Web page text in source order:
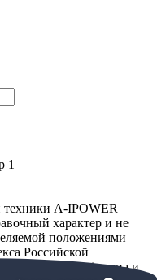
1
A-IPOWER
характер и не
положениями
Российской
(спецификация), цена и